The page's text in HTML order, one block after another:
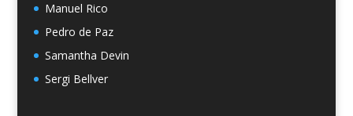
Manuel Rico
Pedro de Paz
Samantha Devin
Sergi Bellver